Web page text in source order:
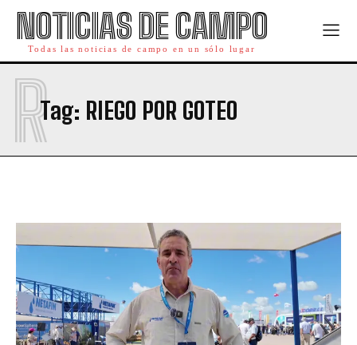
NOTICIAS DE CAMPO
Todas las noticias de campo en un sólo lugar
Tag: RIEGO POR GOTEO
R